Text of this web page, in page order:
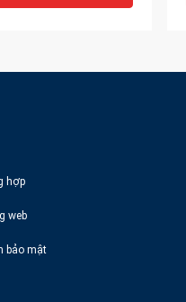
hàn nhựa tấm nóng
hợp
web
bảo mật